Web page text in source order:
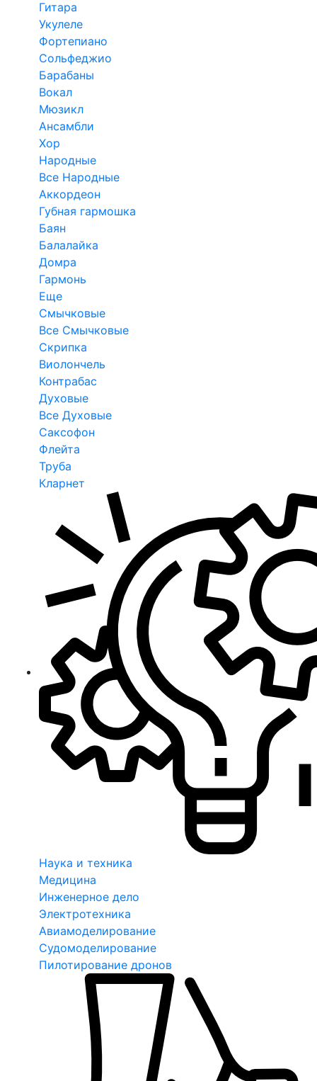
Гитара
Укулеле
Фортепиано
Сольфеджио
Барабаны
Вокал
Мюзикл
Ансамбли
Хор
Народные
Все Народные
Аккордеон
Губная гармошка
Баян
Балалайка
Домра
Гармонь
Еще
Смычковые
Все Смычковые
Скрипка
Виолончель
Контрабас
Духовые
Все Духовые
Саксофон
Флейта
Труба
Кларнет
Наука и техника
Медицина
Инженерное дело
Электротехника
Авиамоделирование
Судомоделирование
Пилотирование дронов